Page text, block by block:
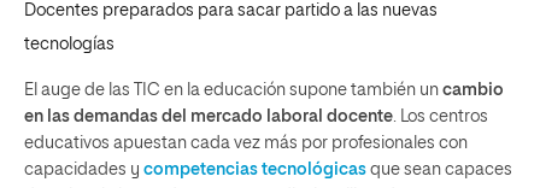
Docentes preparados para sacar partido a las nuevas
tecnologías
El auge de las TIC en la educación supone también un cambio
en las demandas del mercado laboral docente. Los centros
educativos apuestan cada vez más por profesionales con
capacidades y competencias tecnológicas que sean capaces